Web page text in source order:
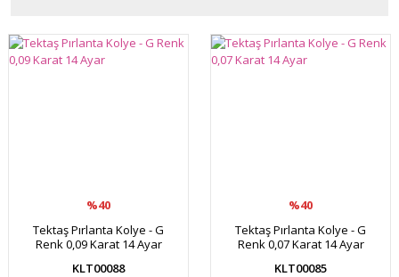
%40
Tektaş Pırlanta Kolye - G
Renk 0,09 Karat 14 Ayar
KLT00088
%40
Tektaş Pırlanta Kolye - G
Renk 0,07 Karat 14 Ayar
KLT00085